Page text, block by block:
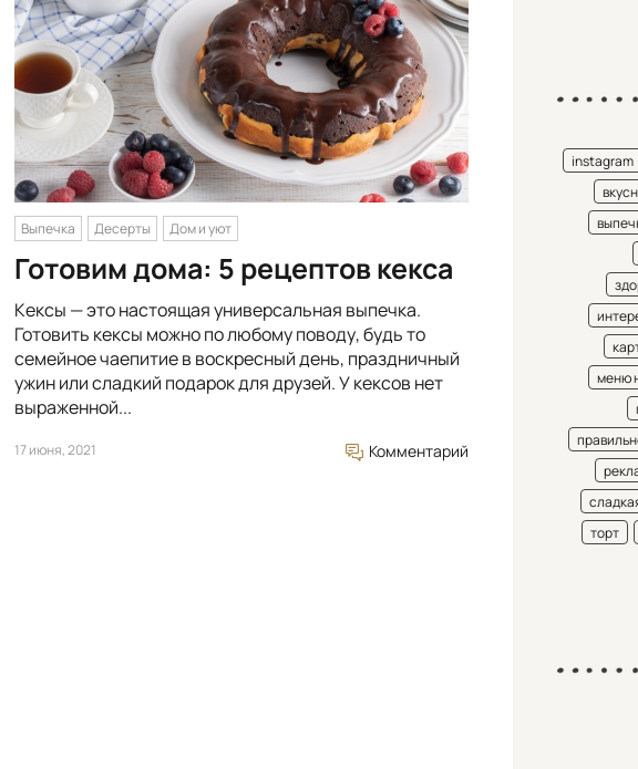
Выпечка Десерты Дом и уют
Готовим дома: 5 рецептов кекса
Кексы — это настоящая универсальная выпечка.
Готовить кексы можно по любому поводу, будь то
семейное чаепитие в воскресный день, праздничный
ужин или сладкий подарок для друзей. У кексов нет
выраженной...
17 июня, 2021 Комментарий
instagram
меню
торт